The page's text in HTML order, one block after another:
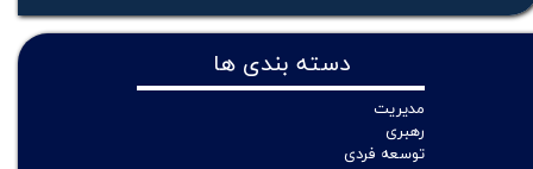
دسته بندی ها
مدیریت
رهبری
توسعه فردی